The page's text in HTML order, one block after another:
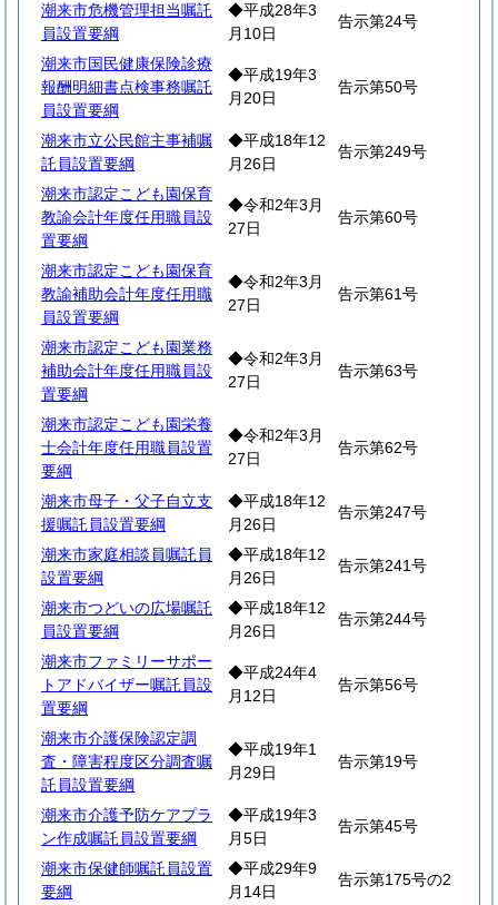
潮来市危機管理担当嘱託
員設置要綱
◆平成28年3
月10日
告示第24号
潮来市国民健康保険診療
報酬明細書点検事務嘱託
員設置要綱
◆平成19年3
月20日
告示第50号
潮来市立公民館主事補嘱
託員設置要綱
◆平成18年12
月26日
告示第249号
潮来市認定こども園保育
教諭会計年度任用職員設
置要綱
◆令和2年3月
27日
告示第60号
潮来市認定こども園保育
教諭補助会計年度任用職
員設置要綱
◆令和2年3月
27日
告示第61号
潮来市認定こども園業務
補助会計年度任用職員設
置要綱
◆令和2年3月
27日
告示第63号
潮来市認定こども園栄養
士会計年度任用職員設置
要綱
◆令和2年3月
27日
告示第62号
潮来市母子・父子自立支
援嘱託員設置要綱
◆平成18年12
月26日
告示第247号
潮来市家庭相談員嘱託員
設置要綱
◆平成18年12
月26日
告示第241号
潮来市つどいの広場嘱託
員設置要綱
◆平成18年12
月26日
告示第244号
潮来市ファミリーサポー
トアドバイザー嘱託員設
置要綱
◆平成24年4
月12日
告示第56号
潮来市介護保険認定調
査・障害程度区分調査嘱
託員設置要綱
◆平成19年1
月29日
告示第19号
潮来市介護予防ケアプラ
ン作成嘱託員設置要綱
◆平成19年3
月5日
告示第45号
潮来市保健師嘱託員設置
要綱
◆平成29年9
月14日
告示第175号の2